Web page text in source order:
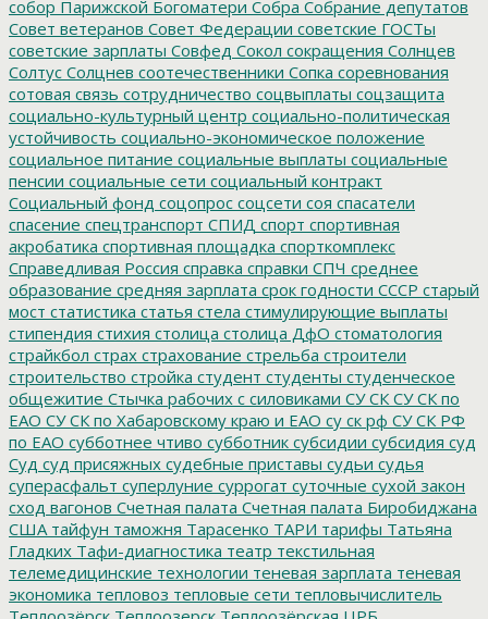
собор Парижской Богоматери Собра Собрание депутатов
Совет ветеранов Совет Федерации советские ГОСТы
советские зарплаты Совфед Сокол сокращения Солнцев
Солтус Солцнев соотечественники Сопка соревнования
сотовая связь сотрудничество соцвыплаты соцзащита
социально-культурный центр социально-политическая
устойчивость социально-экономическое положение
социальное питание социальные выплаты социальные
пенсии социальные сети социальный контракт
Социальный фонд соцопрос соцсети соя спасатели
спасение спецтранспорт СПИД спорт спортивная
акробатика спортивная площадка спорткомплекс
Справедливая Россия справка справки СПЧ среднее
образование средняя зарплата срок годности СССР старый
мост статистика статья стела стимулирующие выплаты
стипендия стихия столица столица ДфО стоматология
страйкбол страх страхование стрельба строители
строительство стройка студент студенты студенческое
общежитие Стычка рабочих с силовиками СУ СК СУ СК по
ЕАО СУ СК по Хабаровскому краю и ЕАО су ск рф СУ СК РФ
по ЕАО субботнее чтиво субботник субсидии субсидия суд
Суд суд присяжных судебные приставы судьи судья
суперасфальт суперлуние суррогат суточные сухой закон
сход вагонов Счетная палата Счетная палата Биробиджана
США тайфун таможня Тарасенко ТАРИ тарифы Татьяна
Гладких Тафи-диагностика театр текстильная
телемедицинские технологии теневая зарплата теневая
экономика тепловоз тепловые сети тепловычислитель